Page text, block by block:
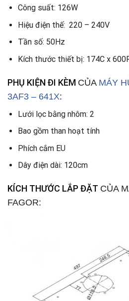
Công suất: 126W
Hiệu điện thế: 220 – 240V
Tần số: 50Hz
Kích thước thiết bị: 174C x
PHỤ KIỆN ĐI KÈM CỦA MÁY
3AF3 – 641X:
Lưới lọc bằng nhôm: 2
Bao gồm than hoạt tính
Phích cắm EU
Dây điện dài: 120cm
KÍCH THƯỚC LẮP ĐẶT CỦA
FAGOR: